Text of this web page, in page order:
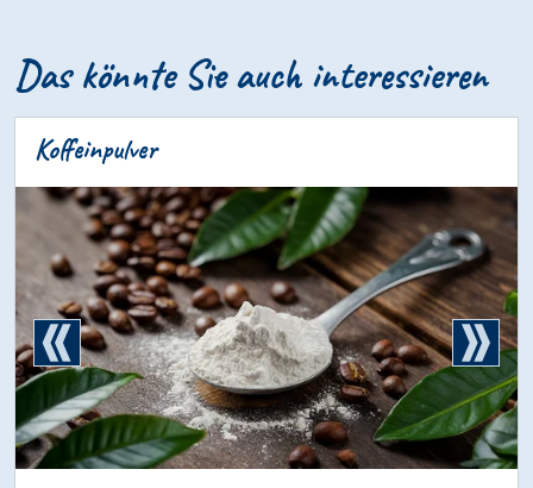
Das könnte Sie auch interessieren
Koffeinpulver